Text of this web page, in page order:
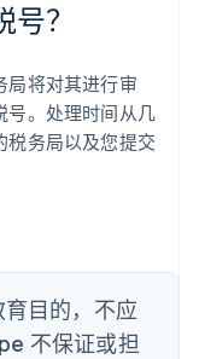
？
局将对其进行审
号。处理时间从几
税务局以及您提交
目的，不应
不保证或担